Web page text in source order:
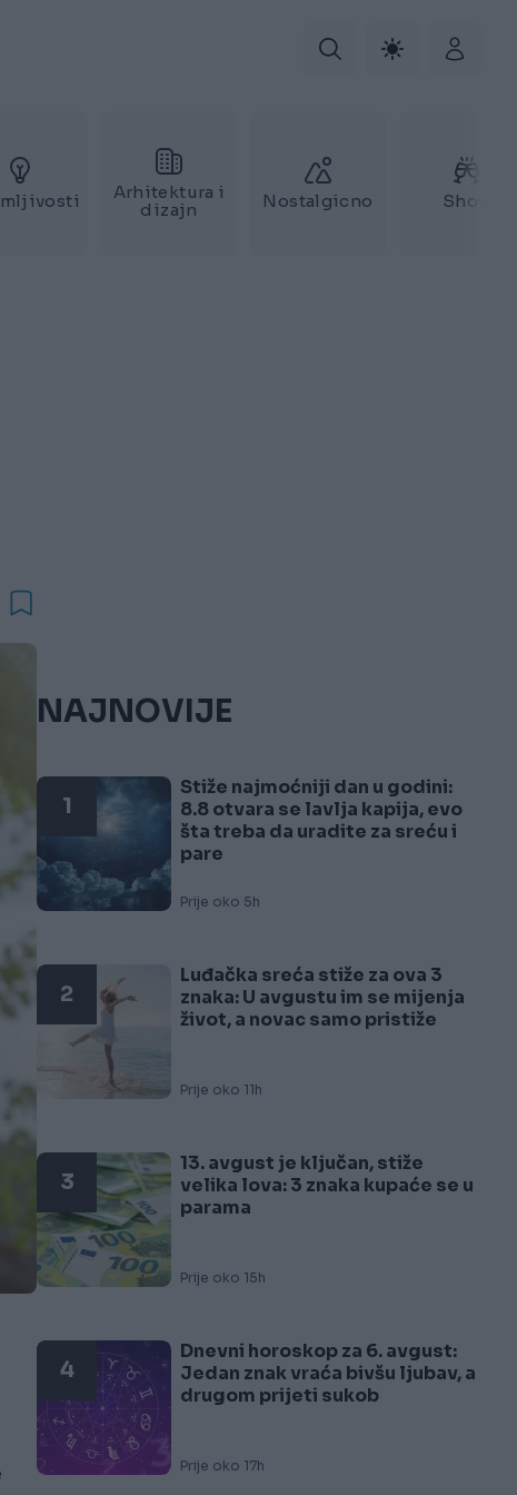
Arhitektura i
dizajn
Nostalgicno Show
NAJNOVIJE
1
Stiže najmoćniji dan u godini:
8.8 otvara se lavlja kapija, evo
šta treba da uradite za sreću i
pare
Prije oko 5h
2
Luđačka sreća stiže za ova 3
znaka: U avgustu im se mijenja
život, a novac samo pristiže
Prije oko 11h
3
13. avgust je ključan, stiže
velika lova: 3 znaka kupaće se u
parama
Prije oko 15h
4
Dnevni horoskop za 6. avgust:
Jedan znak vraća bivšu ljubav, a
drugom prijeti sukob
Prije oko 17h